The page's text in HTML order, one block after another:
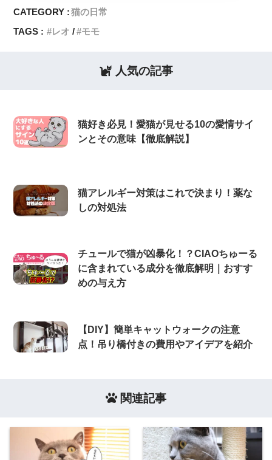
CATEGORY :猫の日常
TAGS :
レオ モモ
人気の記事
猫好き必見！愛猫が見せる10の愛情サイ
ンとその意味【徹底解説】
猫アレルギー対策はこれで決まり！薬な
しの対処法
チュールで猫が凶暴化！？CIAOちゅーる
に含まれている成分を徹底解明｜おすす
めの与え方
【DIY】簡単キャットウォークの注意
点！吊り橋付きの費用やアイデアを紹介
関連記事